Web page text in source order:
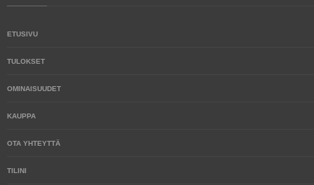
ETUSIVU
TULOKSET
OMINAISUUDET
KAUPPA
OTA YHTEYTTÄ
TILINI